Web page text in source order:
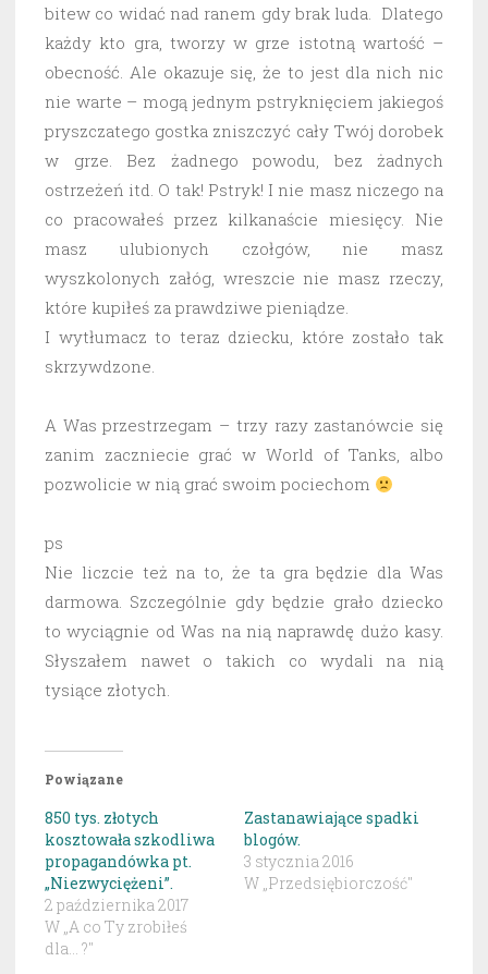
bitew co widać nad ranem gdy brak luda. Dlatego
każdy kto gra, tworzy w grze istotną wartość –
obecność. Ale okazuje się, że to jest dla nich nic
nie warte – mogą jednym pstryknięciem jakiegoś
pryszczatego gostka zniszczyć cały Twój dorobek
w grze. Bez żadnego powodu, bez żadnych
ostrzeżeń itd. O tak! Pstryk! I nie masz niczego na
co pracowałeś przez kilkanaście miesięcy. Nie
masz ulubionych czołgów, nie masz
wyszkolonych załóg, wreszcie nie masz rzeczy,
które kupiłeś za prawdziwe pieniądze.
I wytłumacz to teraz dziecku, które zostało tak
skrzywdzone.
A Was przestrzegam – trzy razy zastanówcie się
zanim zaczniecie grać w World of Tanks, albo
pozwolicie w nią grać swoim pociechom
ps
Nie liczcie też na to, że ta gra będzie dla Was
darmowa. Szczególnie gdy będzie grało dziecko
to wyciągnie od Was na nią naprawdę dużo kasy.
Słyszałem nawet o takich co wydali na nią
tysiące złotych.
Powiązane
850 tys. złotych
kosztowała szkodliwa
propagandówka pt.
„Niezwyciężeni”.
2 października 2017
W „A co Ty zrobiłeś
dla... ?"
Zastanawiające spadki
blogów.
3 stycznia 2016
W „Przedsiębiorczość"